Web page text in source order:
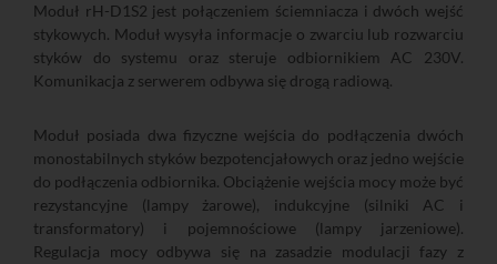
Moduł rH-D1S2 jest połączeniem ściemniacza i dwóch wejść
stykowych. Moduł wysyła informacje o zwarciu lub rozwarciu
styków do systemu oraz steruje odbiornikiem AC 230V.
Komunikacja z serwerem odbywa się drogą radiową.
Moduł posiada dwa fizyczne wejścia do podłączenia dwóch
monostabilnych styków bezpotencjałowych oraz jedno wejście
do podłączenia odbiornika. Obciążenie wejścia mocy może być
rezystancyjne (lampy żarowe), indukcyjne (silniki AC i
transformatory) i pojemnościowe (lampy jarzeniowe).
Regulacja mocy odbywa się na zasadzie modulacji fazy z